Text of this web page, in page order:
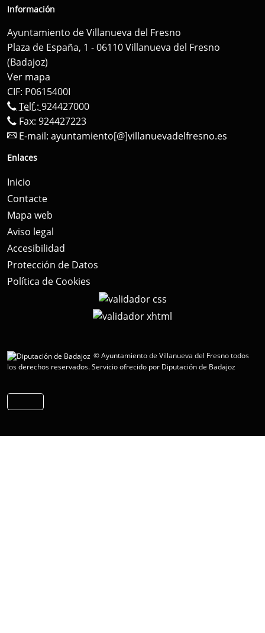
Información
Ayuntamiento de Villanueva del Fresno
Plaza de España, 1 - 06110 Villanueva del Fresno
(Badajoz)
Ver mapa
CIF: P0615400I
Telf.: 924427000
Fax: 924427223
E-mail: ayuntamiento[@]villanuevadelfresno.es
Enlaces
Inicio
Contacte
Mapa web
Aviso legal
Accesibilidad
Protección de Datos
Política de Cookies
© Ayuntamiento de Villanueva del Fresno todos
los derechos reservados.Servicio ofrecido por Diputación de Badajoz